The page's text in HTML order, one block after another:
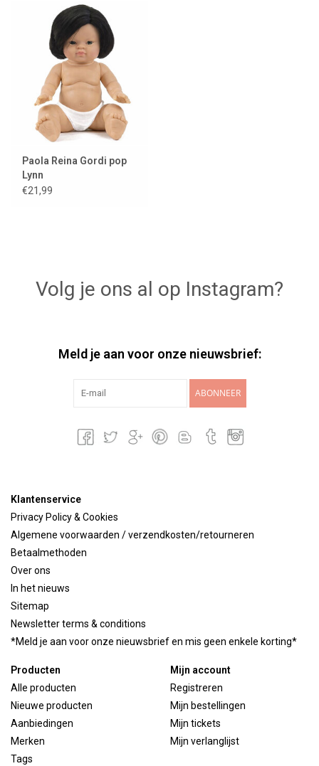
Paola Reina Gordi pop
Lynn
€21,99
Volg je ons al op Instagram?
Meld je aan voor onze nieuwsbrief:
ABONNEER
Klantenservice
Privacy Policy & Cookies
Algemene voorwaarden / verzendkosten/retourneren
Betaalmethoden
Over ons
In het nieuws
Sitemap
Newsletter terms & conditions
*Meld je aan voor onze nieuwsbrief en mis geen enkele korting*
Producten
Alle producten
Nieuwe producten
Aanbiedingen
Merken
Tags
Mijn account
Registreren
Mijn bestellingen
Mijn tickets
Mijn verlanglijst